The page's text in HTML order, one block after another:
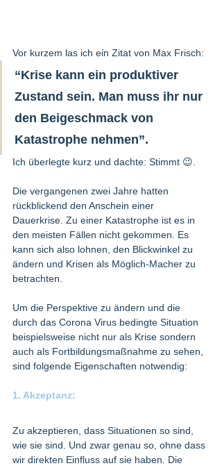
Vor kurzem las ich ein Zitat von Max Frisch:
“Krise kann ein produktiver
Zustand sein. Man muss ihr nur
den Beigeschmack von
Katastrophe nehmen”.
Ich überlegte kurz und dachte: Stimmt 😉.
Die vergangenen zwei Jahre hatten
rückblickend den Anschein einer
Dauerkrise. Zu einer Katastrophe ist es in
den meisten Fällen nicht gekommen. Es
kann sich also lohnen, den Blickwinkel zu
ändern und Krisen als Möglich-Macher zu
betrachten.
Um die Perspektive zu ändern und die
durch das Corona Virus bedingte Situation
beispielsweise nicht nur als Krise sondern
auch als Fortbildungsmaßnahme zu sehen,
sind folgende Eigenschaften notwendig:
1. Akzeptanz:
Zu akzeptieren, dass Situationen so sind,
wie sie sind. Und zwar genau so, ohne dass
wir direkten Einfluss auf sie haben. Die